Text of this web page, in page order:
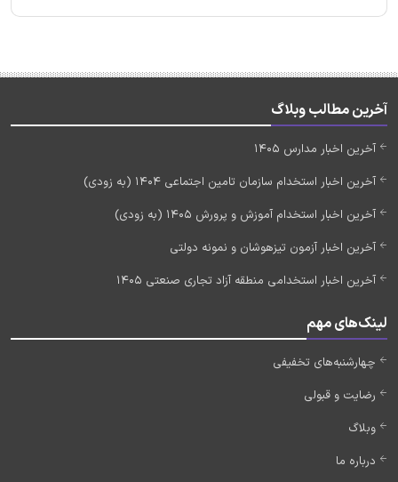
آخرین مطالب وبلاگ
آخرین اخبار مدارس 1405
آخرین اخبار استخدام سازمان تامین اجتماعی 1404 (به زودی)
آخرین اخبار استخدام آموزش و پرورش 1405 (به زودی)
آخرین اخبار آزمون تیزهوشان و نمونه دولتی
آخرین اخبار استخدامی منطقه آزاد تجاری صنعتی 1405
لینک‌های مهم
چهارشنبه‌های تخفیفی
رضایت و قبولی
وبلاگ
درباره ما